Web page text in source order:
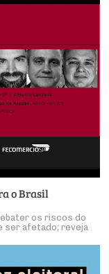
o Brasil
os riscos do
ser afetado; reveja